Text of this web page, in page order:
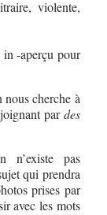
violente,
-aperçu pour
cherche à
pardes
n’existe pas
qui prendra
prises par
avec les mots